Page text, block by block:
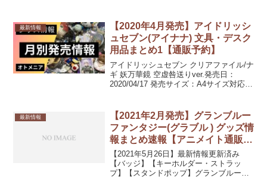
ドラゴン B2タペストリーB トール&小林
さん発売日：...
最新情報
【2020年4月発売】アイドリッシ
ュセブン(アイナナ) 文具・デスク
用品まとめ1【通販予約】
アイドリッシュセブン クリアファイル/ナ
ギ 妖万華鏡 空虚咎送りver.発売日：
2020/04/17 発売サイズ：A4サイズ対応仕
空虚咎送りver.発売日：20...
最新情報
【2021年2月発売】グランブルー
ファンタジー(グラブル ) グッズ情
報まとめ速報【アニメイト通販予
約】
【2021年5月26日】最新情報更新済み
【バッジ】【キーホルダー・ストラッ
プ】【スタンドポップ】グランブルーフ